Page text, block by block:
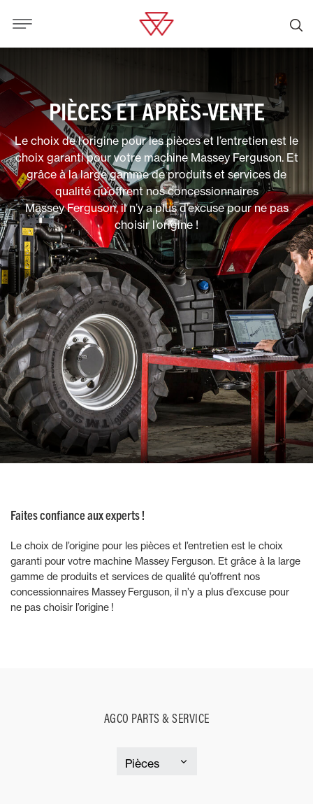
PIÈCES ET APRÈS-VENTE
Le choix de l’origine pour les pièces et l’entretien est le
choix garanti pour votre machine Massey Ferguson. Et
grâce à la large gamme de produits et services de
qualité qu’offrent nos concessionnaires
Massey Ferguson, il n’y a plus d’excuse pour ne pas
choisir l’origine !
Faites confiance aux experts !
Le choix de l’origine pour les pièces et l’entretien est le choix
garanti pour votre machine Massey Ferguson. Et grâce à la large
gamme de produits et services de qualité qu’offrent nos
concessionnaires Massey Ferguson, il n’y a plus d’excuse pour
ne pas choisir l’origine !
AGCO PARTS & SERVICE